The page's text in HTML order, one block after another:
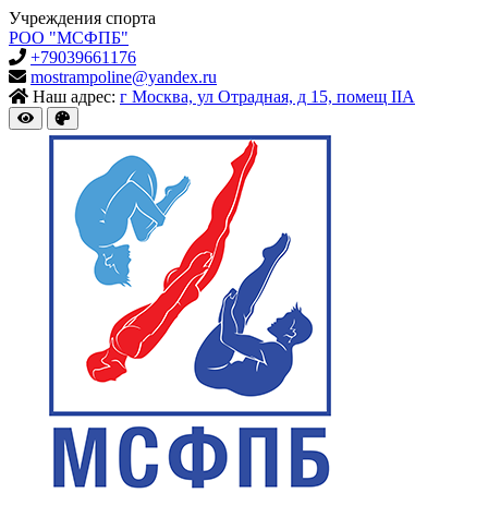
Учреждения спорта
РОО "МСФПБ"
+79039661176
mostrampoline@yandex.ru
Наш адрес: г Москва, ул Отрадная, д 15, помещ IIА